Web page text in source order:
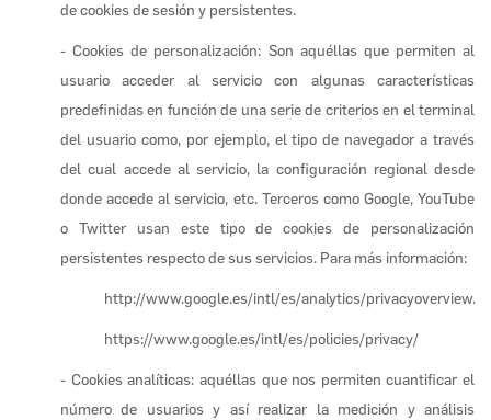
de cookies de sesión y persistentes.
- Cookies de personalización: Son aquéllas que permiten al
usuario acceder al servicio con algunas características
predefinidas en función de una serie de criterios en el terminal
del usuario como, por ejemplo, el tipo de navegador a través
del cual accede al servicio, la configuración regional desde
donde accede al servicio, etc. Terceros como Google, YouTube
o Twitter usan este tipo de cookies de personalización
persistentes respecto de sus servicios. Para más información:
http://www.google.es/intl/es/analytics/
https://www.google.es/intl/es/policies/privacy/
- Cookies analíticas: aquéllas que nos permiten cuantificar el
número de usuarios y así realizar la medición y análisis